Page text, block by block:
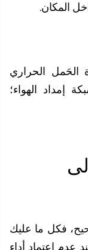
الحراري
الهواء؛
ما عليك
أداء